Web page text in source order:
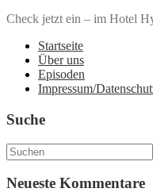
Check jetzt ein – im Hotel
Startseite
Über uns
Episoden
Impressum/
Suche
Neueste Kommentare